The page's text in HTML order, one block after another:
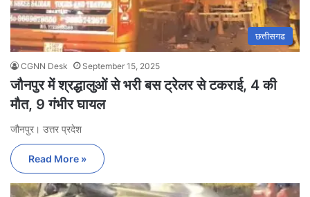
छत्तीसगढ
CGNN Desk September 15, 2025
जौनपुर में श्रद्धालुओं से भरी बस ट्रेलर से टकराई, 4 की
मौत, 9 गंभीर घायल
जौनपुर। उत्तर प्रदेश
Read More »